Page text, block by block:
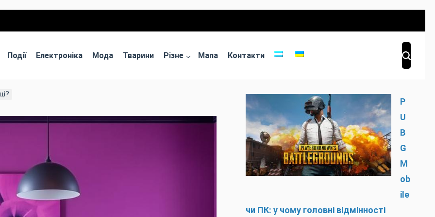
Події Електроніка Мода Тварини Різне Мапа Контакти
P
U
B
G
M
ob
ile
чи ПК: у чому головні відмінності